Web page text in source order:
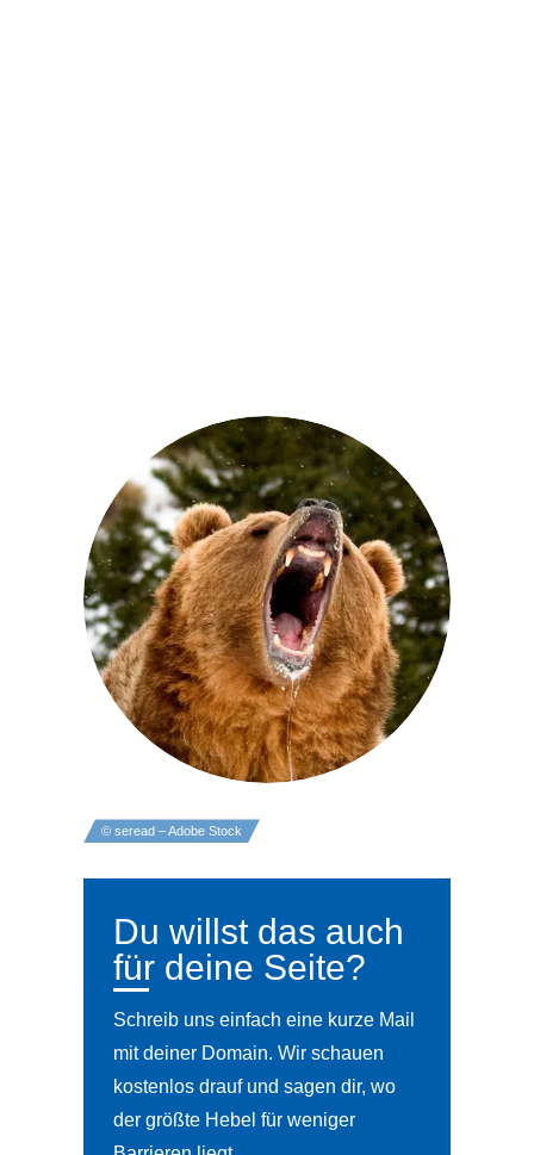
© seread – Adobe Stock
Du willst das auch
für deine Seite?
Schreib uns einfach eine kurze Mail
mit deiner Domain. Wir schauen
kostenlos drauf und sagen dir, wo
der größte Hebel für weniger